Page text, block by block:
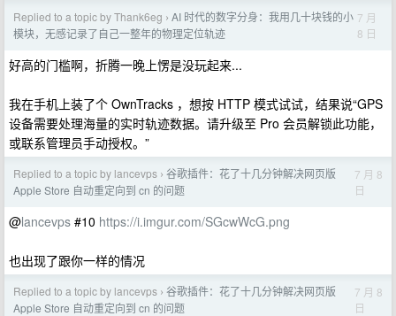
Replied to a topic by Thank6eg › AI 时代的数字分身：我用几十块钱的小
模块，无感记录了自己一整年的物理定位轨迹
7 月
8 日
好高的门槛啊，折腾一晚上愣是没玩起来...
我在手机上装了个 OwnTracks ，想按 HTTP 模式试试，结果说“GPS
设备需要处理海量的实时轨迹数据。请升级至 Pro 会员解锁此功能，
或联系管理员手动授权。”
Replied to a topic by lancevps › 谷歌插件：花了十几分钟解决网页版
Apple Store 自动重定向到 cn 的问题
7 月 8
日
@lancevps #10 https://i.imgur.com/SGcwWcG.png
也出现了跟你一样的情况
Replied to a topic by lancevps › 谷歌插件：花了十几分钟解决网页版
Apple Store 自动重定向到 cn 的问题
7 月 8
日